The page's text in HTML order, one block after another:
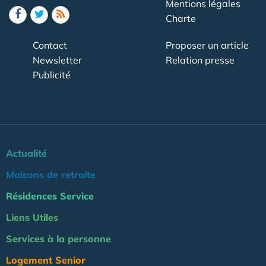
Mentions légales
Charte
Contact
Newsletter
Publicité
Proposer un article
Relation presse
Actualité
Maisons de retraite
Résidences Service
Liens Utiles
Services à la personne
Logement Senior